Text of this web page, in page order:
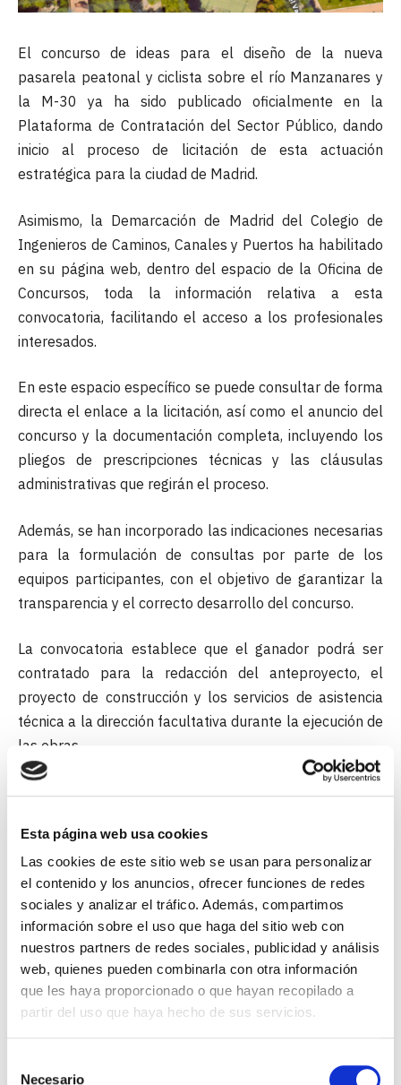
Esta página web usa cookies
Las cookies de este sitio web se usan para personalizar
el contenido y los anuncios, ofrecer funciones de redes
sociales y analizar el tráfico. Además, compartimos
información sobre el uso que haga del sitio web con
nuestros partners de redes sociales, publicidad y análisis
web, quienes pueden combinarla con otra información
que les haya proporcionado o que hayan recopilado a
partir del uso que haya hecho de sus servicios.
Necesario
El concurso de ideas para el diseño de la nueva
pasarela peatonal y ciclista sobre el río Manzanares y
la M-30 ya ha sido publicado oficialmente en la
Plataforma de Contratación del Sector Público, dando
inicio al proceso de licitación de esta actuación
estratégica para la ciudad de Madrid.
Asimismo, la Demarcación de Madrid del Colegio de
Ingenieros de Caminos, Canales y Puertos ha habilitado
en su página web, dentro del espacio de la Oficina de
Concursos, toda la información relativa a esta
convocatoria, facilitando el acceso a los profesionales
interesados.
En este espacio específico se puede consultar de forma
directa el enlace a la licitación, así como el anuncio del
concurso y la documentación completa, incluyendo los
pliegos de prescripciones técnicas y las cláusulas
administrativas que regirán el proceso.
Además, se han incorporado las indicaciones necesarias
para la formulación de consultas por parte de los
equipos participantes, con el objetivo de garantizar la
transparencia y el correcto desarrollo del concurso.
La convocatoria establece que el ganador podrá ser
contratado para la redacción del anteproyecto, el
proyecto de construcción y los servicios de asistencia
técnica a la dirección facultativa durante la ejecución de
las obras.
Entre los requisitos de capacidad técnica, se exige que
la responsabilidad legal del diseño, esté habilitado para
el ejercicio profesional de la Ingeniería de Caminos,
Canales y Puertos.
El concurso contempla tres premios y un máximo de
tres accésits. El primer premio estará dotado con
25.000 euros, el segundo con 15.000 euros y el tercero
con 10.000 euros, mientras que los accésits serán de
Ayuntamiento pueda adjudicar al ganador la redacción